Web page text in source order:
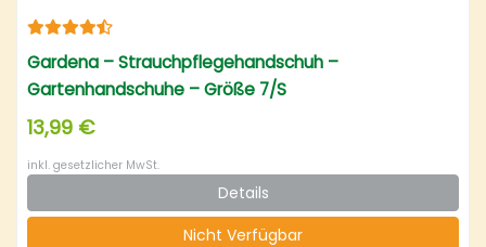
Gardena – Strauchpflegehandschuh –
Gartenhandschuhe – Größe 7/S
13,99 €
inkl. gesetzlicher MwSt.
Details
Nicht Verfügbar